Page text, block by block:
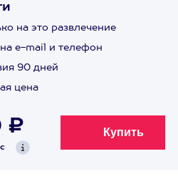
на это развлечение
e-mail и телефон
90 дней
цена
₽